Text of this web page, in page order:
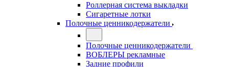
Роллерная система выкладки
Сигаретные лотки
Полочные ценникодержатели
Полочные ценникодержатели
ВОБЛЕРЫ рекламные
Задние профили